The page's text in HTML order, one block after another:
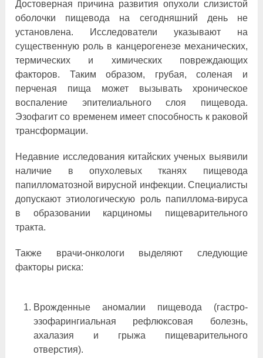
Достоверная причина развития опухоли слизистой
оболочки пищевода на сегодняшний день не
установлена. Исследователи указывают на
существенную роль в канцерогенезе механических,
термических и химических повреждающих
факторов. Таким образом, грубая, соленая и
перченая пища может вызывать хроническое
воспаление эпителиального слоя пищевода.
Эзофагит со временем имеет способность к раковой
трансформации.
Недавние исследования китайских ученых выявили
наличие в опухолевых тканях пищевода
папилломатозной вирусной инфекции. Специалисты
допускают этиологическую роль папиллома-вируса
в образовании карциномы пищеварительного
тракта.
Также врачи-онкологи выделяют следующие
факторы риска:
Врожденные аномалии пищевода (гастро-
эзофарингиальная рефлюксовая болезнь,
ахалазия и грыжа пищеварительного
отверстия).